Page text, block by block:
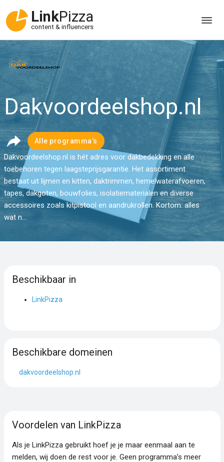
LinkPizza
content & influencers
Dakvoordeelshop.nl
Alle programma’s
Dakvoordeelshop.nl is hét adres voor dakbedekking en alle
toebehoren tegen laagsteprijsgarantie. Het assortiment
bestaat uit lijmen en kitten, daktrimmen, hemelwaterafvoeren,
tapes, dakgoten, bouwfolies, isolatiematerialen en diverse
accessoires zoals kitpistool en aandrukrollen. Kortom: alles
wat n...
Beschikbaar in
LinkPizza
Beschikbare domeinen
dakvoordeelshop.nl
Voordelen van LinkPizza
Als je LinkPizza gebruikt hoef je je maar eenmaal aan te
melden, wij doen de rest voor je. Geen programma’s meer